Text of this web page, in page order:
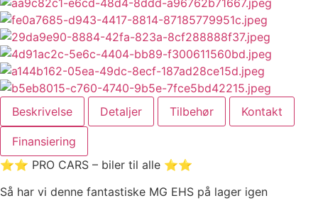
Beskrivelse Detaljer Tilbehør Kontakt
Finansiering
⭐️⭐️ PRO CARS – biler til alle ⭐️⭐️
Så har vi denne fantastiske MG EHS på lager igen